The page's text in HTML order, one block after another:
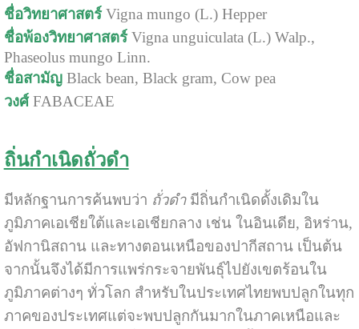
ชื่อวิทยาศาสตร์Vigna mungo (L.) Hepper
ชื่อพ้องวิทยาศาสตร์Vigna unguiculata (L.) Walp.,
Phaseolus mungo Linn.
ชื่อสามัญBlack bean, Black gram, Cow pea
วงศ์FABACEAE
ถิ่นกำเนิดถั่วดำ
มีหลักฐานการค้นพบว่า ถั่วดำมีถิ่นกำเนิดดั้งเดิมใน
ภูมิภาคเอเชียใต้และเอเชียกลาง เช่น ในอินเดีย, อิหร่าน,
อัฟกานิสถาน และทางตอนเหนือของปากีสถาน เป็นต้น
จากนั้นจึงได้มีการแพร่กระจายพันธุ์ไปยังเขตร้อนใน
ภูมิภาคต่างๆ ทั่วโลก สำหรับในประเทศไทยพบปลูกในทุก
ภาคของประเทศแต่จะพบปลูกกันมากในภาคเหนือและ